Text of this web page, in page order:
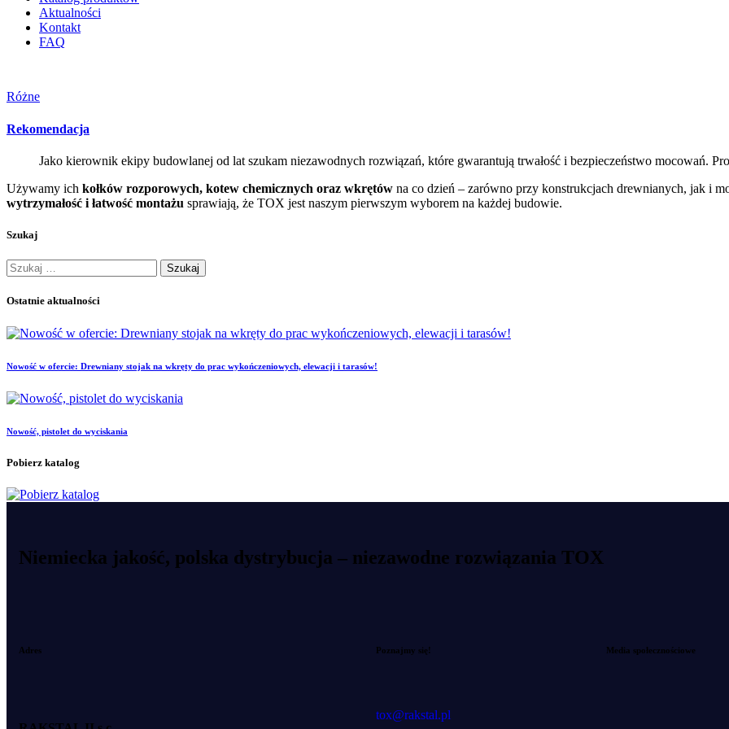
Aktualności
Kontakt
FAQ
Różne
Rekomendacja
Jako kierownik ekipy budowlanej od lat szukam niezawodnych rozwiązań, które gwarantują trwałość i bezpieczeństwo mocowań.
Używamy ich kołków rozporowych, kotew chemicznych oraz wkrętów na co dzień – zarówno przy konstrukcjach drewnianych, jak i
wytrzymałość i łatwość montażu sprawiają, że TOX jest naszym pierwszym wyborem na każdej budowie.
Szukaj
Ostatnie aktualności
Nowość w ofercie: Drewniany stojak na wkręty do prac wykończeniowych, elewacji i tarasów!
Nowość, pistolet do wyciskania
Pobierz katalog
Niemiecka jakość, polska dystrybucja – niezawodne rozwiązania TOX
Adres Poznajmy się!
tox@rakstal.pl
Media społecznościowe